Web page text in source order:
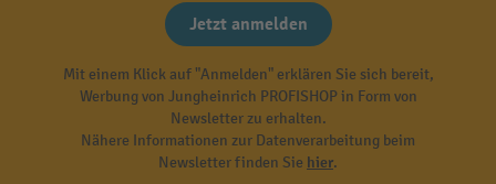
Jetzt anmelden
Mit einem Klick auf "Anmelden" erklären Sie sich bereit,
Werbung von Jungheinrich PROFISHOP in Form von
Newsletter zu erhalten.
Nähere Informationen zur Datenverarbeitung beim
Newsletter finden Sie hier.